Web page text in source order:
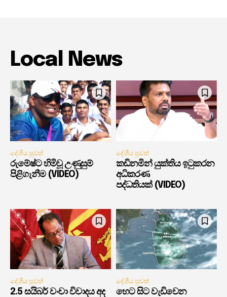
Local News
දේශීය පුවත්
රුමේෂ්ට හිමිවූ උණුසුම්
පිළිගැනීම (VIDEO)
දේශීය පුවත්
කඩිනමින් යුක්තිය ඉටුකරන
අධිකරණ
පද්ධතියක් (VIDEO)
දේශීය පුවත්
2.5 සයිබර් වංචා විවාදය අද
දේශීය පුවත්
හෙට සිට වැඩිවෙන